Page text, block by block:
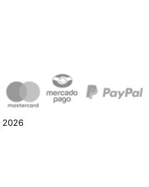
2026